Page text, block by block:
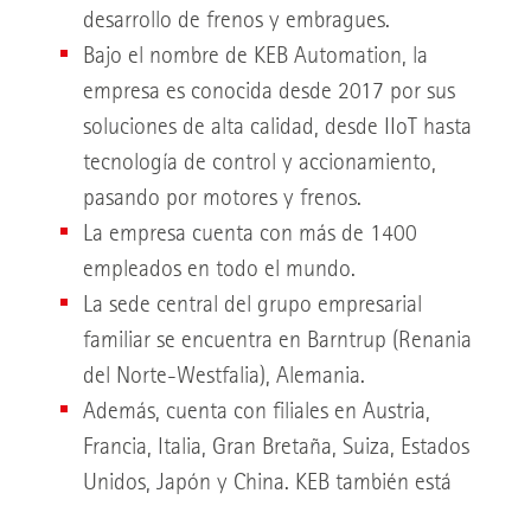
desarrollo de frenos y embragues.
Bajo el nombre de KEB Automation, la
empresa es conocida desde 2017 por sus
soluciones de alta calidad, desde IIoT hasta
tecnología de control y accionamiento,
pasando por motores y frenos.
La empresa cuenta con más de 1400
empleados en todo el mundo.
La sede central del grupo empresarial
familiar se encuentra en Barntrup (Renania
del Norte-Westfalia), Alemania.
Además, cuenta con filiales en Austria,
Francia, Italia, Gran Bretaña, Suiza, Estados
Unidos, Japón y China. KEB también está